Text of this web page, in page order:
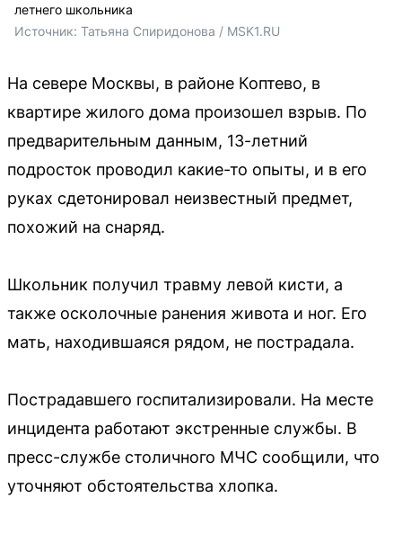
летнего школьника
Источник: Татьяна Спиридонова / MSK1.RU
На севере Москвы, в районе Коптево, в
квартире жилого дома произошел взрыв. По
предварительным данным, 13-летний
подросток проводил какие-то опыты, и в его
руках сдетонировал неизвестный предмет,
похожий на снаряд.
Школьник получил травму левой кисти, а
также осколочные ранения живота и ног. Его
мать, находившаяся рядом, не пострадала.
Пострадавшего госпитализировали. На месте
инцидента работают экстренные службы. В
пресс-службе столичного МЧС сообщили, что
уточняют обстоятельства хлопка.